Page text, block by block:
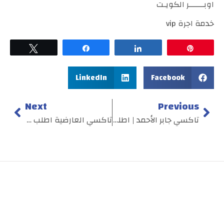
اوبــــــر الكويـت
خدمة اجرة vip
Facebook
LinkedIn
Previous
تاكسي جابر الأحمد | اطلبـ 55407508ــ
Next
تاكسي العارضية اطلب الأنـ 55407508ــــ